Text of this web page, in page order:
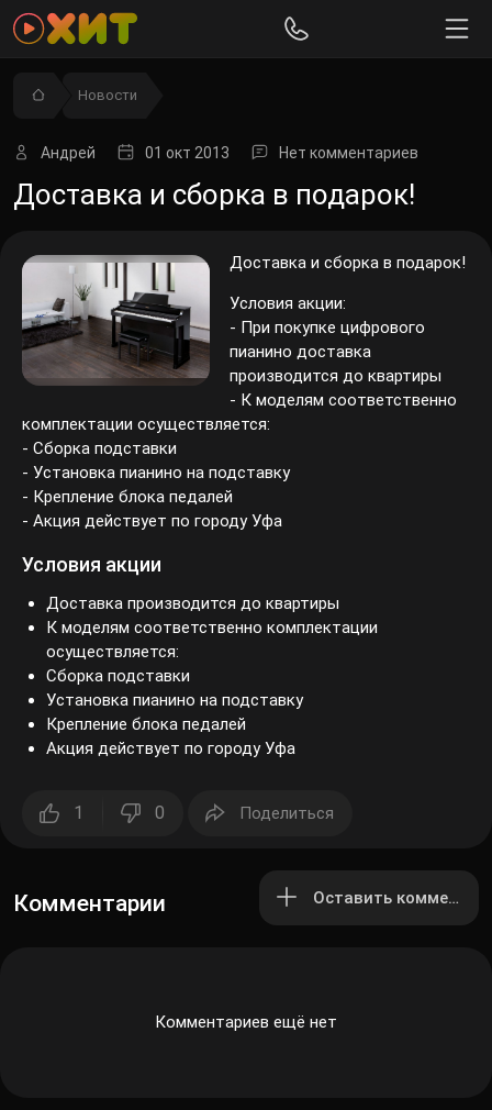
Новости
Андрей 01 окт 2013 Нет комментариев
Доставка и сборка в подарок!
Доставка и сборка в подарок!
Условия акции:
- При покупке цифрового
пианино доставка
производится до квартиры
- К моделям соответственно
комплектации осуществляется:
- Сборка подставки
- Установка пианино на подставку
- Крепление блока педалей
- Акция действует по городу Уфа
Условия акции
Доставка производится до квартиры
К моделям соответственно комплектации
осуществляется:
Сборка подставки
Установка пианино на подставку
Крепление блока педалей
Акция действует по городу Уфа
1 0 Поделиться
Комментарии Оставить
Комментариев ещё нет